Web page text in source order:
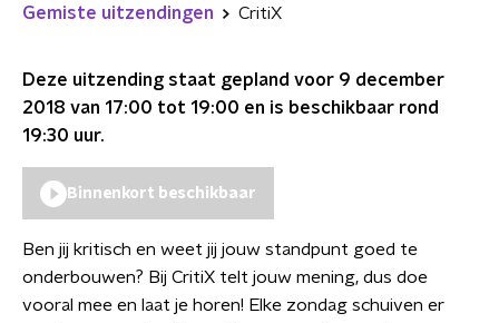
Gemiste uitzendingen CritiX
Deze uitzending staat gepland voor 9 december
2018 van 17:00 tot 19:00 en is beschikbaar rond
19:30 uur.
Binnenkort beschikbaar
Ben jij kritisch en weet jij jouw standpunt goed te
onderbouwen? Bij CritiX telt jouw mening, dus doe
vooral mee en laat je horen! Elke zondag schuiven er